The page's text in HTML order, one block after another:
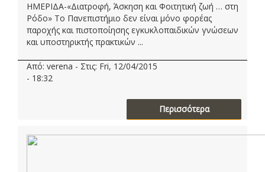
ΗΜΕΡΙΔΑ-«Διατροφή, Άσκηση και Φοιτητική ζωή … στη
Ρόδο» Το Πανεπιστήμιο δεν είναι μόνο φορέας
παροχής και πιστοποίησης εγκυκλοπαιδικών γνώσεων
και υποστηρικτής πρακτικών ...
Από: verena - Στις: Fri, 12/04/2015
- 18:32
Περισσότερα